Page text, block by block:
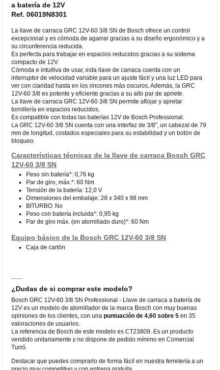
a batería de 12V
Ref. 06019N8301
La llave de carraca GRC 12V-60 3/8 SN de Bosch ofrece un control
excepcional y es cómoda de agarrar gracias a su diseño ergonómico y a
su circunferencia reducida.
Es perfecta para trabajar en espacios reducidos gracias a su sistema
compacto de 12V.
Cómoda e intuitiva de usar, esta llave de carraca cuenta con un
interruptor de velocidad variable para un ajuste fácil y una luz LED para
ver con claridad hasta en los rincones más oscuros. Además, la GRC
12V-60 3/8 es potente y eficiente gracias a su alto par de apriete.
La llave de carraca GRC 12V-60 3/8 SN permite aflojar y apretar
tornillería en espacios reducidos.
Es compatible con todas las baterías 12V de Bosch Professional.
La GRC 12V-60 3/8 SN cuenta con una interfaz de 3/8", un cabezal de 79
mm de longitud, costados especiales para su estabilidad y un botón de
bloqueo.
Características técnicas de la llave de carraca Bosch GRC
12V-60 3/8 SN
Peso sin batería*: 0,76 kg
Par de giro, máx.*: 60 Nm
Tensión de la batería: 12,0 V
Dimensiones del embalaje: 28 x 340 x 98 mm
BITURBO: No
Peso con batería incluida*: 0,95 kg
Par de giro máx. (en atornillado duro)*: 60 Nm
Equipo básico de la Bosch GRC 12V-60 3/8 SN
Caja de cartón
¿Dudas de si comprar este modelo?
Bosch GRC 12V-60 3/8 SN Professional - Llave de carraca a batería de
12V es un modelo de atornillador de la marca Bosch con muy buenas
opiniones de los clientes, con unapuntuación de 4,60 sobre 5 en 35
valoraciones de usuarios.
La referencia de Bosch de este modelo es CT23809. Es un producto
vendido unitariamente y no dispone de pedido mínimo en Comercial
Turró.
Destacar que puedes comprarlo de forma fácil en nuestra ferretería a un